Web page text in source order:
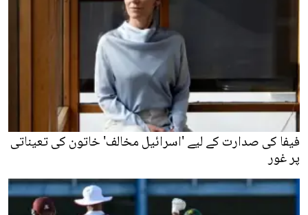
فیفا کی صدارت کے لیے 'اسرائیل مخالف' خاتون کی تعیناتی
پر غور